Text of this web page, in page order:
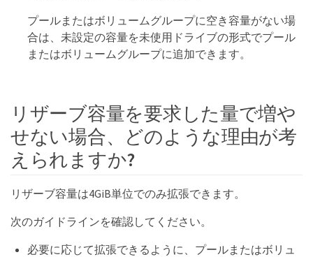
プールまたはボリュームグループに空き容量がない場
合は、未設定の容量を未使用ドライブの形式でプール
またはボリュームグループに追加できます。
リザーブ容量を要求した量で増や
せない場合、どのような理由が考
えられますか?
リザーブ容量は4GiB単位でのみ拡張できます。
次のガイドラインを確認してください。
必要に応じて拡張できるように、プールまたはボリュ